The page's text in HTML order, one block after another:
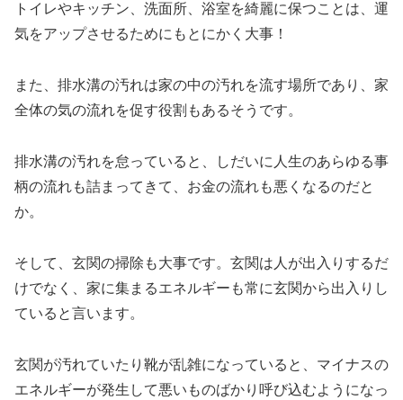
トイレやキッチン、洗面所、浴室を綺麗に保つことは、運
気をアップさせるためにもとにかく大事！
また、排水溝の汚れは家の中の汚れを流す場所であり、家
全体の気の流れを促す役割もあるそうです。
排水溝の汚れを怠っていると、しだいに人生のあらゆる事
柄の流れも詰まってきて、お金の流れも悪くなるのだと
か。
そして、玄関の掃除も大事です。玄関は人が出入りするだ
けでなく、家に集まるエネルギーも常に玄関から出入りし
ていると言います。
玄関が汚れていたり靴が乱雑になっていると、マイナスの
エネルギーが発生して悪いものばかり呼び込むようになっ